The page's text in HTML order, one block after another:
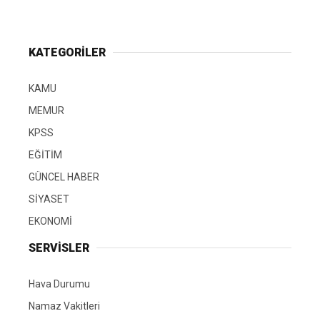
KATEGORİLER
KAMU
MEMUR
KPSS
EĞİTİM
GÜNCEL HABER
SİYASET
EKONOMİ
SERVİSLER
Hava Durumu
Namaz Vakitleri